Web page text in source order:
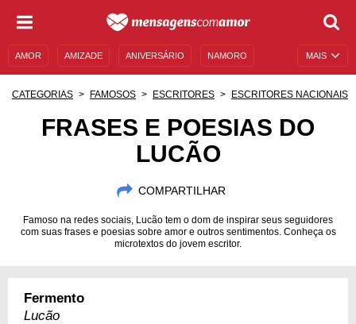
MAIS
AMOR AMIZADE ANIVERSÁRIO NAMORO
MENSAGENS DE ANIVERSÁRIO
CATEGORIAS FAMOSOS ESCRITORES ESCRITORES NACIONAIS
FRASES E POESIAS DO
LUCÃO
COMPARTILHAR
Famoso na redes sociais, Lucão tem o dom de inspirar seus seguidores
com suas frases e poesias sobre amor e outros sentimentos. Conheça os
microtextos do jovem escritor.
Fermento
Lucão